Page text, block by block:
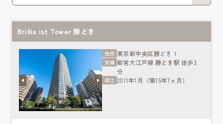
Brillia ist Tower 勝どき
住所 東京都中央区勝どき１
交通 都営大江戸線 勝どき駅 徒歩3
分
竣工 2011年1月（築15年7ヵ月）